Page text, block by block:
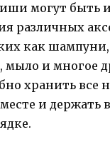
могут быть
различных
как
и многое
хранить все
и держать